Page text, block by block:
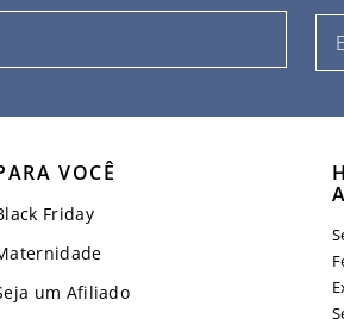
VOCÊ
Friday
um Afiliado